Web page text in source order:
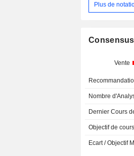
Plus de
Vente
Nombre
Dernier Cours
Objectif de
Ecart / Objectif